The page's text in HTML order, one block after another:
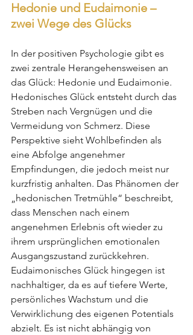
Hedonie und Eudaimonie –
zwei Wege des Glücks
In der positiven Psychologie gibt es
zwei zentrale Herangehensweisen an
das Glück: Hedonie und Eudaimonie.
Hedonisches Glück entsteht durch das
Streben nach Vergnügen und die
Vermeidung von Schmerz. Diese
Perspektive sieht Wohlbefinden als
eine Abfolge angenehmer
Empfindungen, die jedoch meist nur
kurzfristig anhalten. Das Phänomen der
„hedonischen Tretmühle“ beschreibt,
dass Menschen nach einem
angenehmen Erlebnis oft wieder zu
ihrem ursprünglichen emotionalen
Ausgangszustand zurückkehren.
Eudaimonisches Glück hingegen ist
nachhaltiger, da es auf tiefere Werte,
persönliches Wachstum und die
Verwirklichung des eigenen Potentials
abzielt. Es ist nicht abhängig von